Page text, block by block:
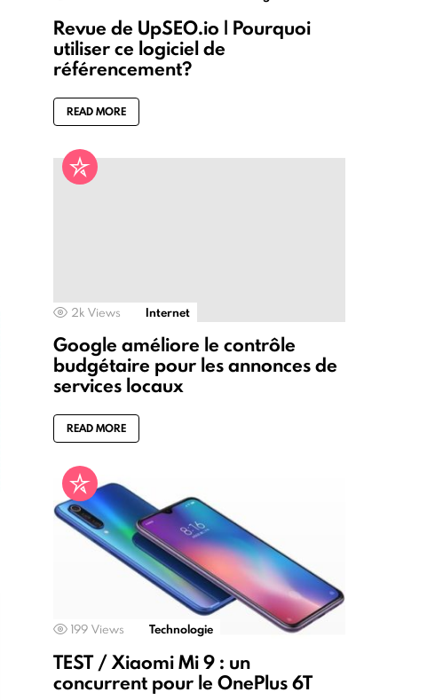
Revue de UpSEO.io | Pourquoi
utiliser ce logiciel de
référencement?
READ MORE
2k Views Internet
Google améliore le contrôle
budgétaire pour les annonces de
services locaux
READ MORE
199 Views Technologie
TEST / Xiaomi Mi 9 : un
concurrent pour le OnePlus 6T